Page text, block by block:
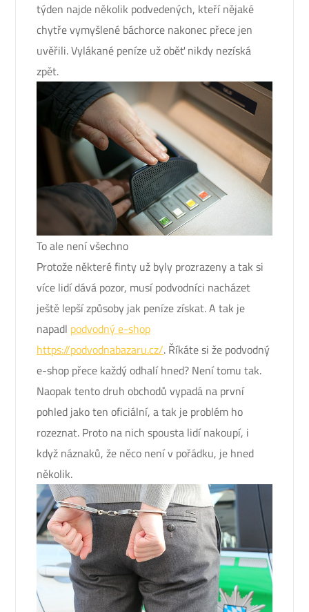
týden najde několik podvedených, kteří nějaké
chytře vymyšlené báchorce nakonec přece jen
uvěřili. Vylákané peníze už oběť nikdy nezíská
zpět.
To ale není všechno
Protože některé finty už byly prozrazeny a tak si
více lidí dává pozor, musí podvodníci nacházet
ještě lepší způsoby jak peníze získat. A tak je
napadl podvodný e-shop
https://podvodnabazaru.cz/. Říkáte si že podvodný
e-shop přece každý odhalí hned? Není tomu tak.
Naopak tento druh obchodů vypadá na první
pohled jako ten oficiální, a tak je problém ho
rozeznat. Proto na nich spousta lidí nakoupí, i
když náznaků, že něco není v pořádku, je hned
několik.